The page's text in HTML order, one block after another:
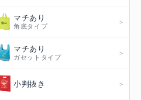
マチあり
角底タイプ
マチあり
ガセットタイプ
小判抜き